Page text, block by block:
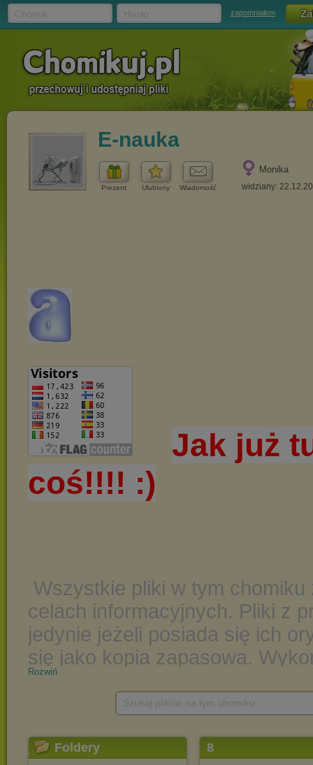
zapomniałem
E-nauka
Prezent Ulubiony Wiadomość
Monika
widziany:
Rozwiń
Foldery 8